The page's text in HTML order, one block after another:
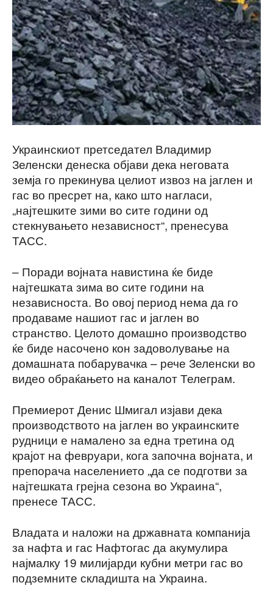
Украинскиот претседател Владимир
Зеленски денеска објави дека неговата
земја го прекинува целиот извоз на јаглен и
гас во пресрет на, како што нагласи,
„најтешките зими во сите години од
стекнувањето независност“, пренесува
ТАСС.
– Поради војната навистина ќе биде
најтешката зима во сите години на
независноста. Во овој период нема да го
продаваме нашиот гас и јаглен во
странство. Целото домашно производство
ќе биде насочено кон задоволување на
домашната побарувачка – рече Зеленски во
видео обраќањето на каналот Телеграм.
Премиерот Денис Шмигал изјави дека
производството на јаглен во украинските
рудници е намалено за една третина од
крајот на февруари, кога започна војната, и
препорача населението „да се подготви за
најтешката грејна сезона во Украина“,
пренесе ТАСС.
Владата и наложи на државната компанија
за нафта и гас Нафтогас да акумулира
најмалку 19 милијарди кубни метри гас во
подземните складишта на Украина.